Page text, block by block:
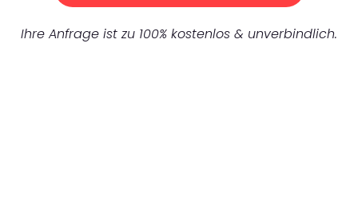
Ihre Anfrage ist zu 100% kostenlos & unverbindlich.